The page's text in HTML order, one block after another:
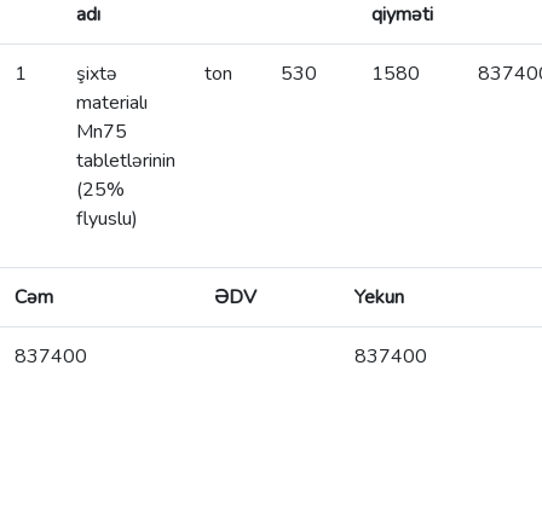
adı
qiyməti
1
şixtə
materialı
Mn75
tabletlərinin
(25%
flyuslu)
ton 530 1580
Cəm ƏDV Yekun
837400 837400